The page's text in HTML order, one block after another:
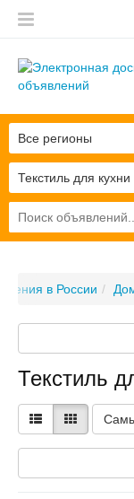
Текстиль для кухни
Все регионы
в России
Текстиль